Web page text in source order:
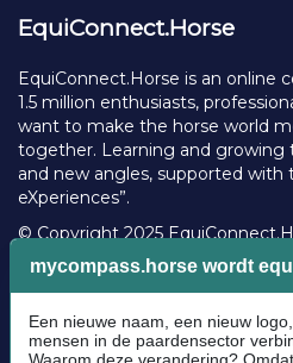
EquiConnect.Horse
EquiConnect.Horse is an
1.5 million enthusiasts,
want to make the horse world
together. Learning and
and new angles, supported with
eXperiences”.
© Copyright 2025
Community Guidelines